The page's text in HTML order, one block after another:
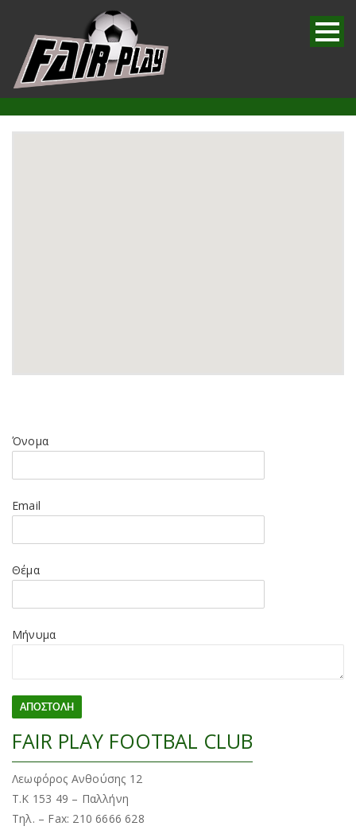
Όνομα
Email
Θέμα
Μήνυμα
FAIR PLAY FOOTBAL CLUB
Λεωφόρος Ανθούσης 12
Τ.Κ 153 49 – Παλλήνη
Τηλ. – Fax: 210 6666 628